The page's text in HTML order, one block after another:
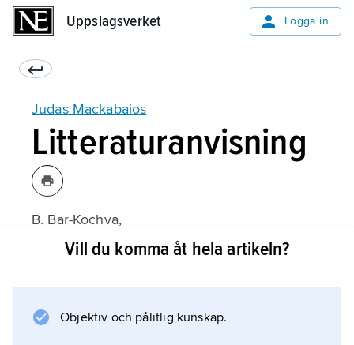
Uppslagsverket Logga in
Judas Mackabaios
Litteraturanvisning
B. Bar-Kochva,
Judas Maccabaeus
Vill du komma åt hela artikeln?
Objektiv och pålitlig kunskap.